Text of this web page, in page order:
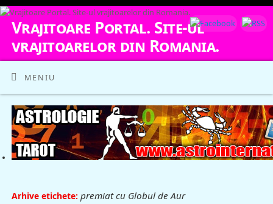
Vrajitoare Portal. Site-ul
vrajitoarelor din Romania.
VRAJITOARE, VRAJITOARELE, VRAJITOARE
MENIU
Arhive etichete: premiat cu Globul de Aur